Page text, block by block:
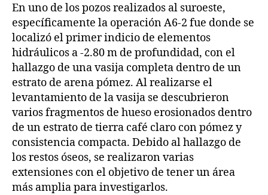
En uno de los pozos realizados al suroeste,
específicamente la operación A6-2 fue donde se
localizó el primer indicio de elementos
hidráulicos a -2.80 m de profundidad, con el
hallazgo de una vasija completa dentro de un
estrato de arena pómez. Al realizarse el
levantamiento de la vasija se descubrieron
varios fragmentos de hueso erosionados dentro
de un estrato de tierra café claro con pómez y
consistencia compacta. Debido al hallazgo de
los restos óseos, se realizaron varias
extensiones con el objetivo de tener un área
más amplia para investigarlos.